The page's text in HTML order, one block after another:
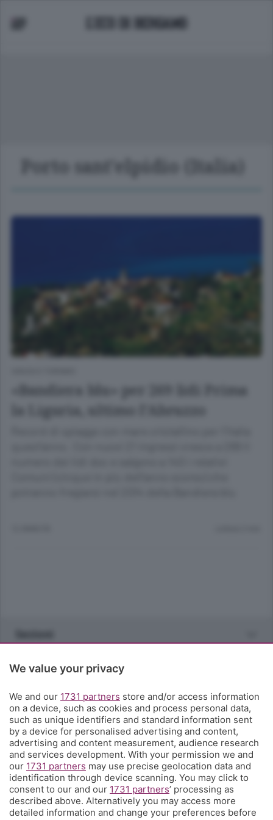
Porto sant'elpidio (Italia)
«Bandiera blu» per 269 lidi Prima
la Liguria, ultimo l’Abruzzo
Rubriche
Territorio
Servizi
Chi Siamo
Community
We value your privacy
We and our 1731 partners store and/or access information
on a device, such as cookies and process personal data,
such as unique identifiers and standard information sent
by a device for personalised advertising and content,
advertising and content measurement, audience research
and services development. With your permission we and
our 1731 partners may use precise geolocation data and
identification through device scanning. You may click to
consent to our and our 1731 partners’ processing as
described above. Alternatively you may access more
detailed information and change your preferences before